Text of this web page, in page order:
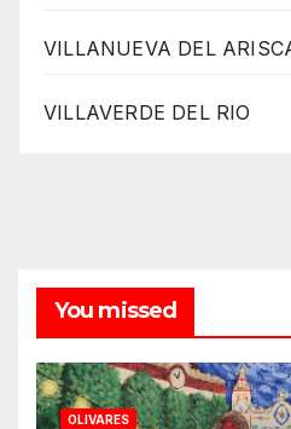
VILLANUEVA DEL
VILLAVERDE DEL RIO
You missed
OLIVARES